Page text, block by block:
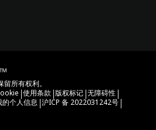
所有权利。
|使用条款 |版权标记 |无障碍性 |
个人信息 |沪ICP 备 2022031242号 |